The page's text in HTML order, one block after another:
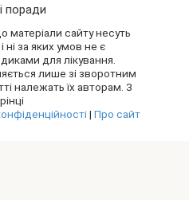
поради
матеріали сайту несуть
за яких умов не є
для лікування.
лише зі зворотним
належать їх авторам. З
| Про сайт